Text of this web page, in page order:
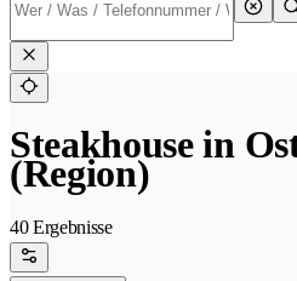
Steakhouse in
(Region)
40 Ergebnisse